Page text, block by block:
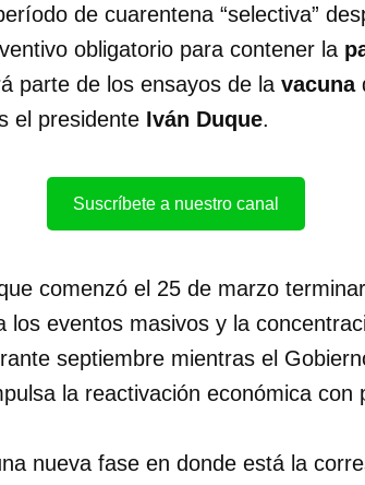
de cuarentena “selectiva”
obligatorio para contener la
parte de los ensayos de la vacuna
el presidente Iván Duque.
Suscríbete a nuestro canal
comenzó el 25 de marzo
los eventos masivos y la
septiembre mientras el
la reactivación económica con
nueva fase en donde está la